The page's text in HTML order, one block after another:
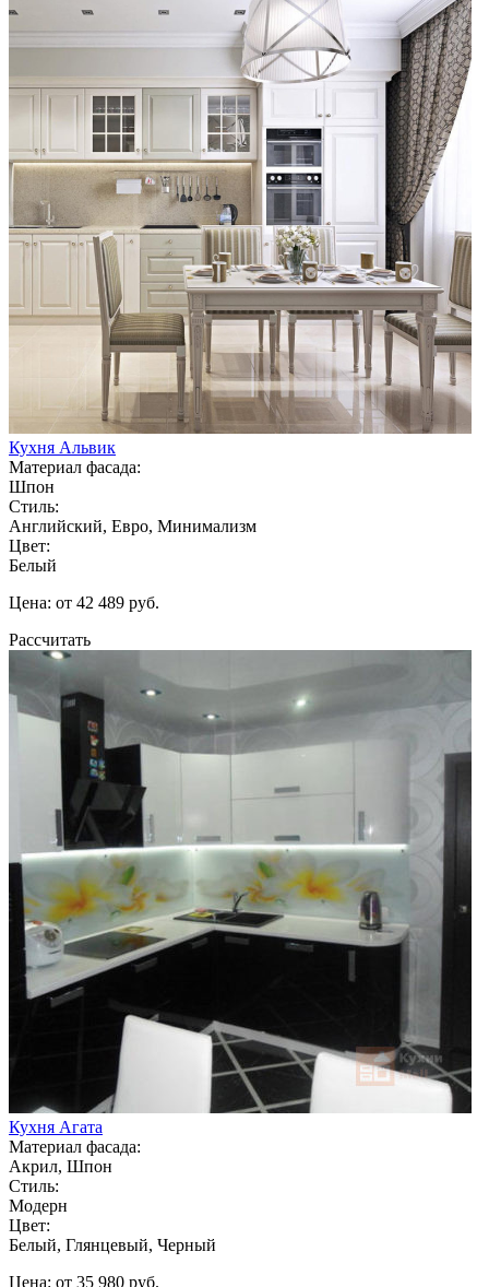
Кухня Альвик
Материал фасада:
Шпон
Стиль:
Английский, Евро, Минимализм
Цвет:
Белый
Цена: от 42 489 руб.
Рассчитать
Кухня Агата
Материал фасада:
Акрил, Шпон
Стиль:
Модерн
Цвет:
Белый, Глянцевый, Черный
Цена: от 35 980 руб.